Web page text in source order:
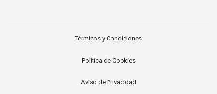
Términos y Condiciones
Política de Cookies
Aviso de Privacidad